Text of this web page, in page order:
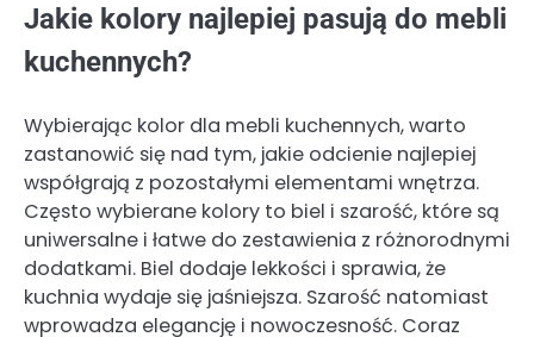
Jakie kolory najlepiej pasują do mebli
kuchennych?
Wybierając kolor dla mebli kuchennych, warto
zastanowić się nad tym, jakie odcienie najlepiej
współgrają z pozostałymi elementami wnętrza.
Często wybierane kolory to biel i szarość, które są
uniwersalne i łatwe do zestawienia z różnorodnymi
dodatkami. Biel dodaje lekkości i sprawia, że
kuchnia wydaje się jaśniejsza. Szarość natomiast
wprowadza elegancję i nowoczesność. Coraz